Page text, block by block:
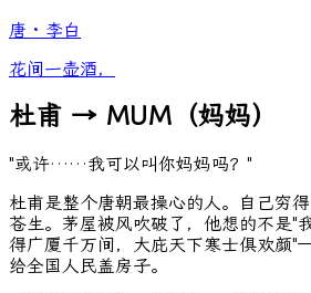
唐 · 李白
花间一壶酒，
杜甫 → MUM（妈妈）
"或许……我可以叫你妈妈吗？"
杜甫是整个唐朝最操心的人。自己穷
苍生。茅屋被风吹破了，他想的不是"
得广厦千万间，大庇天下寒士俱欢颜
给全国人民盖房子。